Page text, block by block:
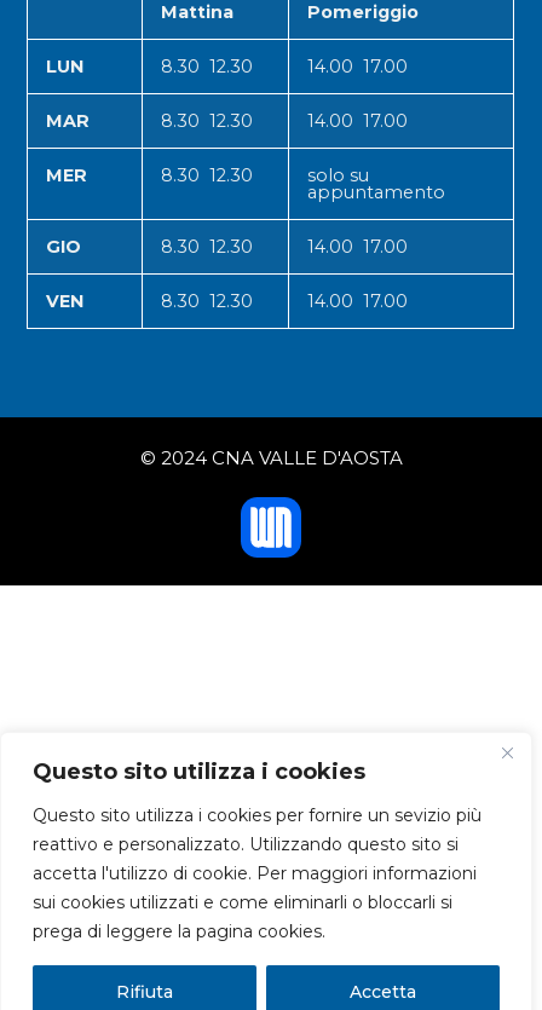
Questo sito utilizza i cookies
Questo sito utilizza i cookies per fornire un sevizio più
reattivo e personalizzato. Utilizzando questo sito si
accetta l'utilizzo di cookie. Per maggiori informazioni
sui cookies utilizzati e come eliminarli o bloccarli si
prega di leggere la pagina cookies.
Rifiuta Accetta
Mattina Pomeriggio
LUN 8.30 12.30 14.00 17.00
MAR 8.30 12.30 14.00 17.00
MER 8.30 12.30 solo su
appuntamento
GIO 8.30 12.30 14.00 17.00
VEN 8.30 12.30 14.00 17.00
© 2024 CNA VALLE D'AOSTA